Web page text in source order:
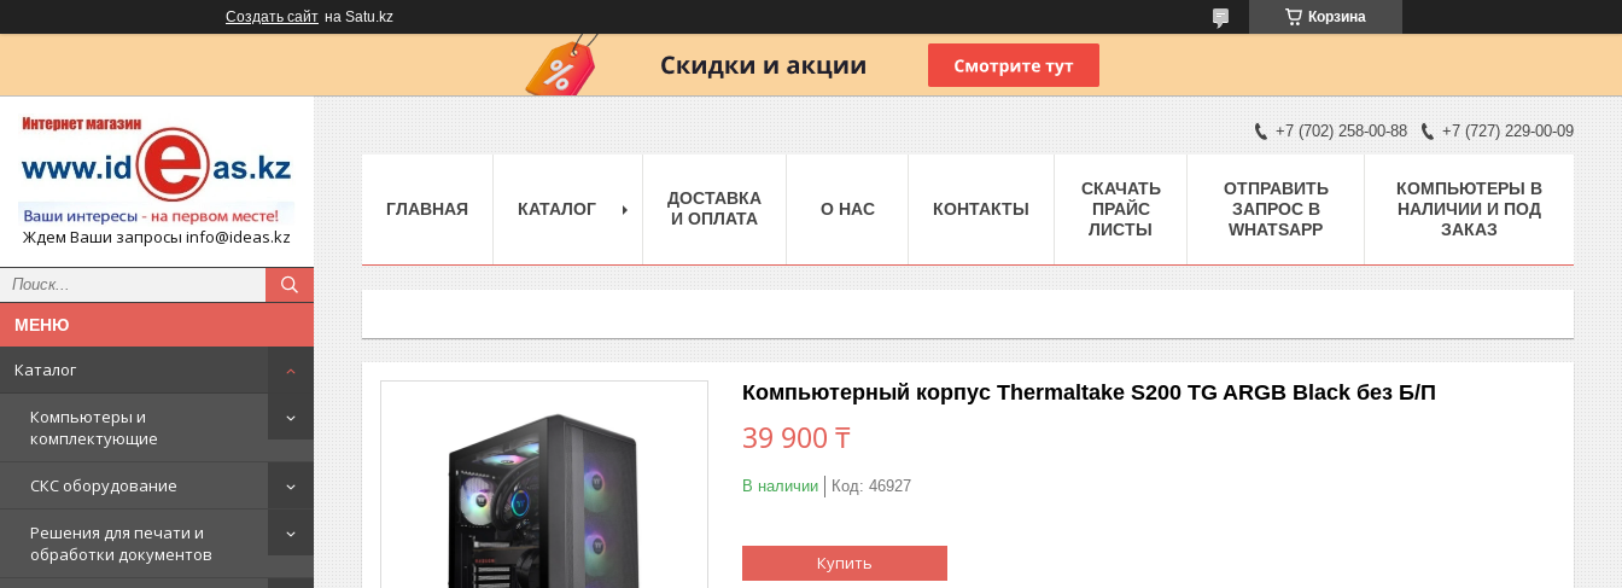
Создать сайт на Satu.kz Корзина
Ждем Ваши запросы info@ideas.kz
Каталог
Компьютеры и
комплектующие
СКС оборудование
Решения для печати и
обработки документов
+7 (702) 258-00-88 +7 (727) 229-00-09
ГЛАВНАЯ КАТАЛОГ
ДОСТАВКА
И ОПЛАТА
О НАС КОНТАКТЫ
СКАЧАТЬ
ПРАЙС
ЛИСТЫ
ОТПРАВИТЬ
ЗАПРОС В
WHATSAPP
КОМПЬЮТЕРЫ В
НАЛИЧИИ И ПОД
ЗАКАЗ
Компьютерный корпус Thermaltake S200 TG ARGB Black без Б/П
39 900 ₸
В наличии Код: 46927
Купить